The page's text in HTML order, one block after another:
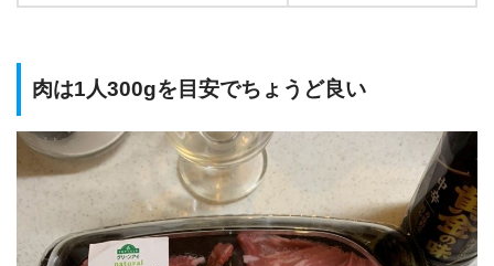
肉は1人300gを目安でちょうど良い